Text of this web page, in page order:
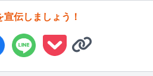
宣伝しましょう！